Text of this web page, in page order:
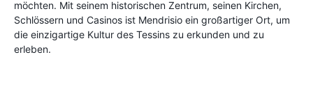
möchten. Mit seinem historischen Zentrum, seinen Kirchen,
Schlössern und Casinos ist Mendrisio ein großartiger Ort, um
die einzigartige Kultur des Tessins zu erkunden und zu
erleben.